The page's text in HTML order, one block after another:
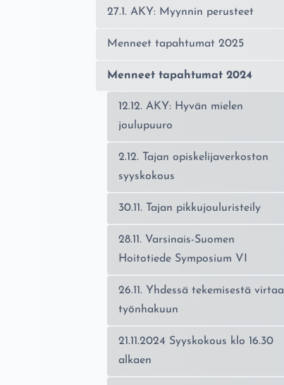
27.1. AKY: Myynnin perusteet
Menneet tapahtumat 2025
Menneet tapahtumat 2024
12.12. AKY: Hyvän mielen
joulupuuro
2.12. Tajan opiskelijaverkoston
syyskokous
30.11. Tajan pikkujouluristeily
28.11. Varsinais-Suomen
Hoitotiede Symposium VI
26.11. Yhdessä tekemisestä virtaa
työnhakuun
21.11.2024 Syyskokous klo 16.30
alkaen